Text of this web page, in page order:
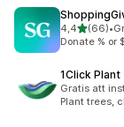
4,4av 5(66)
66 •
Donate % or
1Click Plant
Gratis att
Plant trees,